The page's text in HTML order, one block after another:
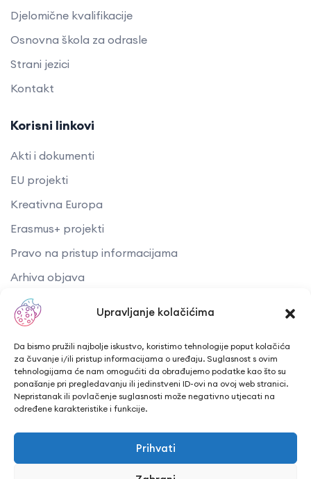
Upravljanje kolačićima
Da bismo pružili najbolje iskustvo, koristimo tehnologije poput kolačića
za čuvanje i/ili pristup informacijama o uređaju. Suglasnost s ovim
tehnologijama će nam omogućiti da obrađujemo podatke kao što su
ponašanje pri pregledavanju ili jedinstveni ID-ovi na ovoj web stranici.
Nepristanak ili povlačenje suglasnosti može negativno utjecati na
određene karakteristike i funkcije.
Prihvati
Djelomične kvalifikacije
Osnovna škola za odrasle
Strani jezici
Kontakt
Korisni linkovi
Akti i dokumenti
EU projekti
Kreativna Europa
Erasmus+ projekti
​​​​​​​Pravo na pristup informacijama
Arhiva objava
Kontaktirajte nas
Telefon: + 385 43 241 298
Email: info@cuk.hr
Adresa središta: Vladimira Nazora 5a
Lokacija: Trg hrvatskih branitelja 15, Bjelovar